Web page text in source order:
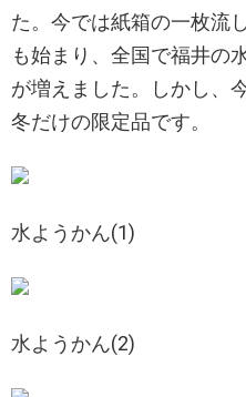
た。今では紙箱の一枚流
も始まり、全国で福井の
が増えました。しかし、
冬だけの限定品です。
水ようかん(1)
水ようかん(2)